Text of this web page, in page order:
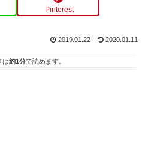
Pinterest
2019.01.22 2020.01.11
は約1分で読めます。